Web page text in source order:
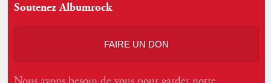
Soutenez Albumrock
FAIRE UN DON